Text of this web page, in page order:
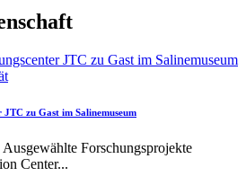
zu Gast im Salinemuseum
Forschungsprojekte
Center...